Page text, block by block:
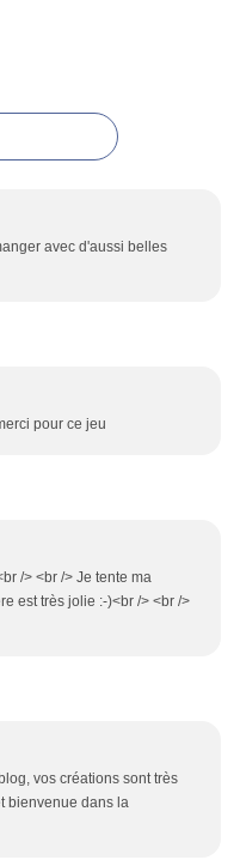
avec d'aussi belles
pour ce jeu
/> <br /> Je tente ma
est très jolie :-)<br /> <br />
vos créations sont très
bienvenue dans la